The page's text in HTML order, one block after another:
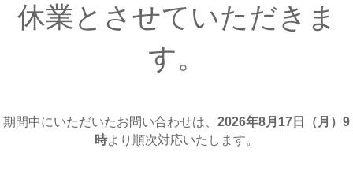
休業とさせていただきま
す。
期間中にいただいたお問い合わせは、 2026年8月17日（月 ）9
時より順次対応いたします。